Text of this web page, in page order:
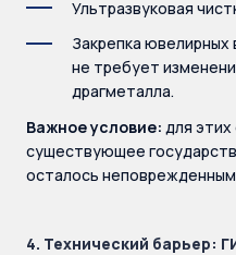
Ультразвуковая
Закрепка ювелирных
не требует
драгметалла.
Важное условие: для
существующее
осталось
4. Технический барьер: